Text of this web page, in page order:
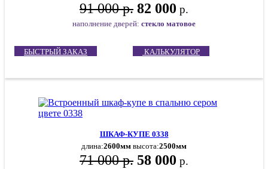
91 000 р. 82 000 р.
наполнение дверей: стекло матовое
БЫСТРЫЙ ЗАКАЗ КАЛЬКУЛЯТОР
ШКАФ-КУПЕ 0338
длина:2600мм высота:2500мм
71 000 р. 58 000 р.